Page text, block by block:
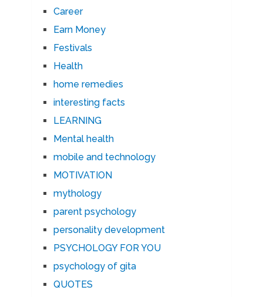
Career
Earn Money
Festivals
Health
home remedies
interesting facts
LEARNING
Mental health
mobile and technology
MOTIVATION
mythology
parent psychology
personality development
PSYCHOLOGY FOR YOU
psychology of gita
QUOTES